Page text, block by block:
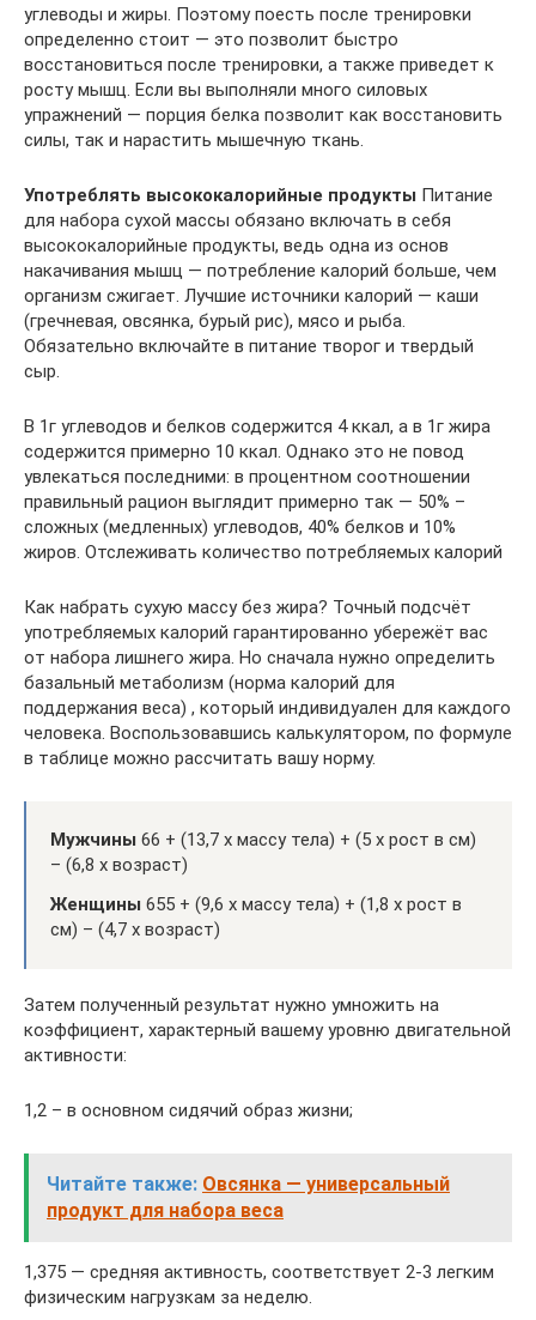
углеводы и жиры. Поэтому поесть после тренировки
определенно стоит — это позволит быстро
восстановиться после тренировки, а также приведет к
росту мышц. Если вы выполняли много силовых
упражнений — порция белка позволит как восстановить
силы, так и нарастить мышечную ткань.
Употреблять высококалорийные продукты Питание
для набора сухой массы обязано включать в себя
высококалорийные продукты, ведь одна из основ
накачивания мышц — потребление калорий больше, чем
организм сжигает. Лучшие источники калорий — каши
(гречневая, овсянка, бурый рис), мясо и рыба.
Обязательно включайте в питание творог и твердый
сыр.
В 1г углеводов и белков содержится 4 ккал, а в 1г жира
содержится примерно 10 ккал. Однако это не повод
увлекаться последними: в процентном соотношении
правильный рацион выглядит примерно так — 50% –
сложных (медленных) углеводов, 40% белков и 10%
жиров. Отслеживать количество потребляемых калорий
Как набрать сухую массу без жира? Точный подсчёт
употребляемых калорий гарантированно убережёт вас
от набора лишнего жира. Но сначала нужно определить
базальный метаболизм (норма калорий для
поддержания веса) , который индивидуален для каждого
человека. Воспользовавшись калькулятором, по формуле
в таблице можно рассчитать вашу норму.
Мужчины 66 + (13,7 х массу тела) + (5 х рост в см)
– (6,8 х возраст)
Женщины 655 + (9,6 х массу тела) + (1,8 х рост в
см) – (4,7 х возраст)
Затем полученный результат нужно умножить на
коэффициент, характерный вашему уровню двигательной
активности:
1,2 – в основном сидячий образ жизни;
Читайте также: Овсянка — универсальный
продукт для набора веса
1,375 — средняя активность, соответствует 2-3 легким
физическим нагрузкам за неделю.